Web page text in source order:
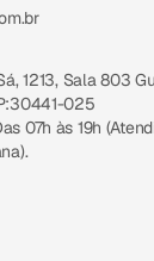
1213, Sala 803
025
07h às 19h